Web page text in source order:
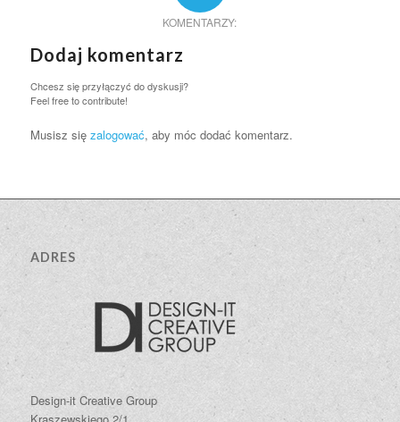
KOMENTARZY:
Dodaj komentarz
Chcesz się przyłączyć do dyskusji?
Feel free to contribute!
Musisz się zalogować, aby móc dodać komentarz.
ADRES
Design-it Creative Group